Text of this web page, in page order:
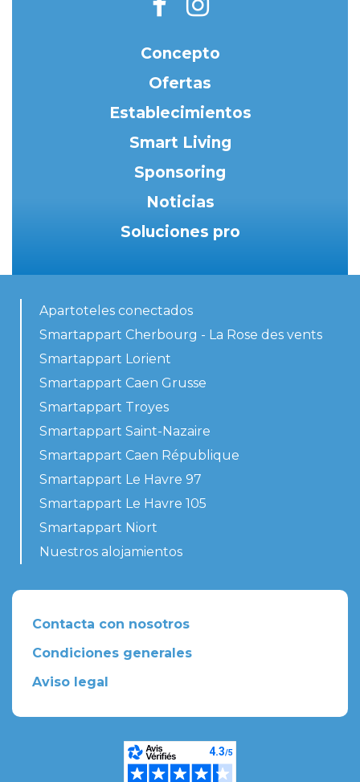
Concepto
Ofertas
Establecimientos
Smart Living
Sponsoring
Noticias
Soluciones pro
Apartoteles conectados
Smartappart Cherbourg - La Rose des vents
Smartappart Lorient
Smartappart Caen Grusse
Smartappart Troyes
Smartappart Saint-Nazaire
Smartappart Caen République
Smartappart Le Havre 97
Smartappart Le Havre 105
Smartappart Niort
Nuestros alojamientos
Contacta con nosotros
Condiciones generales
Aviso legal